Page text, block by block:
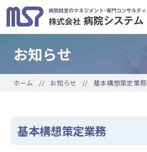
お知らせ
ホーム お知らせ 基本構想策定業務
基本構想策定業務